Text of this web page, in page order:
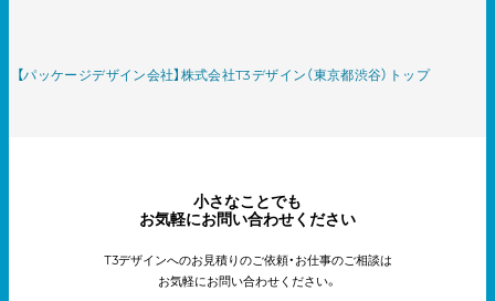
【パッケージデザイン会社】株式会社T3デザイン（東京都渋谷）トップ
小さなことでも
お気軽にお問い合わせください
T3デザインへのお見積りのご依頼・お仕事のご相談は
お気軽にお問い合わせください。